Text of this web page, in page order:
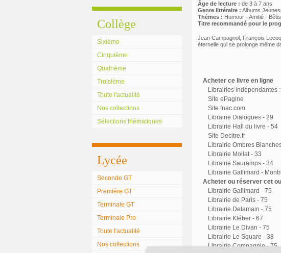
Collège
Sixième
Cinquième
Quatrième
Troisième
Toute l'actualité
Nos collections
Sélections thématiques
Lycée
Seconde GT
Première GT
Terminale GT
Terminale Pro
Toute l'actualité
Nos collections
Âge de lecture : de 3 à 7 ans
Genre littéraire : Albums
Thèmes : Humour - Amitié -
Titre recommandé pour le
Jean Campagnol, François
éternelle qui se prolonge même
Acheter ce livre en ligne
Librairies indépendantes
Site ePagine
Site fnac.com
Librairie Dialogues - 29
Librairie Hall du livre - 54
Site Decitre.fr
Librairie Ombres
Librairie Mollat - 33
Librairie Sauramps - 34
Librairie Gallimard -
Acheter ou réserver cet
Librairie Gallimard - 75
Librairie de Paris - 75
Librairie Delamain - 75
Librairie Kléber - 67
Librairie Le Divan - 75
Librairie Le Square - 38
Librairie Compagnie - 75